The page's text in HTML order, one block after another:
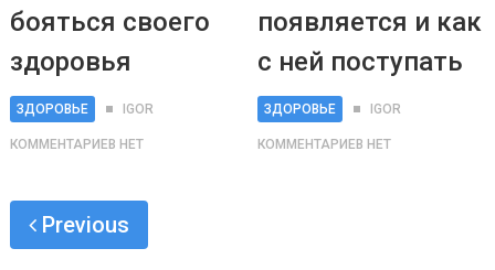
бояться своего
здоровья
ЗДОРОВЬЕ IGOR
КОММЕНТАРИЕВ НЕТ
появляется и как
с ней поступать
ЗДОРОВЬЕ IGOR
КОММЕНТАРИЕВ НЕТ
Previous